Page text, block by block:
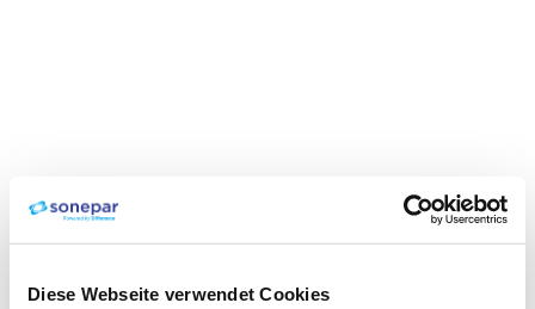
Diese Webseite verwendet Cookies